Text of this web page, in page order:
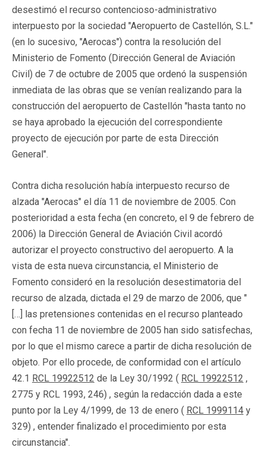
desestimó el recurso contencioso-administrativo
interpuesto por la sociedad "Aeropuerto de Castellón, S.L."
(en lo sucesivo, "Aerocas") contra la resolución del
Ministerio de Fomento (Dirección General de Aviación
Civil) de 7 de octubre de 2005 que ordenó la suspensión
inmediata de las obras que se venían realizando para la
construcción del aeropuerto de Castellón "hasta tanto no
se haya aprobado la ejecución del correspondiente
proyecto de ejecución por parte de esta Dirección
General".
Contra dicha resolución había interpuesto recurso de
alzada "Aerocas" el día 11 de noviembre de 2005. Con
posterioridad a esta fecha (en concreto, el 9 de febrero de
2006) la Dirección General de Aviación Civil acordó
autorizar el proyecto constructivo del aeropuerto. A la
vista de esta nueva circunstancia, el Ministerio de
Fomento consideró en la resolución desestimatoria del
recurso de alzada, dictada el 29 de marzo de 2006, que "
[…] las pretensiones contenidas en el recurso planteado
con fecha 11 de noviembre de 2005 han sido satisfechas,
por lo que el mismo carece a partir de dicha resolución de
objeto. Por ello procede, de conformidad con el artículo
42.1 RCL 19922512 de la Ley 30/1992 ( RCL 19922512 ,
2775 y RCL 1993, 246) , según la redacción dada a este
punto por la Ley 4/1999, de 13 de enero ( RCL 1999114 y
329) , entender finalizado el procedimiento por esta
circunstancia".